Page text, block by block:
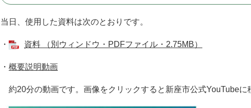
当日、使用した資料は次のとおりです。
・ 資料 （別ウィンドウ・PDFファイル・2.75MB）
・ 概要説明動画
約20分の動画です。画像をクリックすると新座市公式YouTubeに